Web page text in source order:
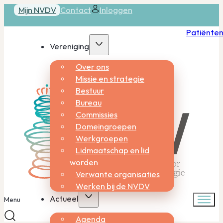
Mijn NVDV Contact Inloggen
Vereniging
Over ons
Missie en strategie
Bestuur
Bureau
Commissies
Domeingroepen
Werkgroepen
Lidmaatschap en lid
worden
Verwante organisaties
Werken bij de NVDV
Actueel
Agenda
Menu